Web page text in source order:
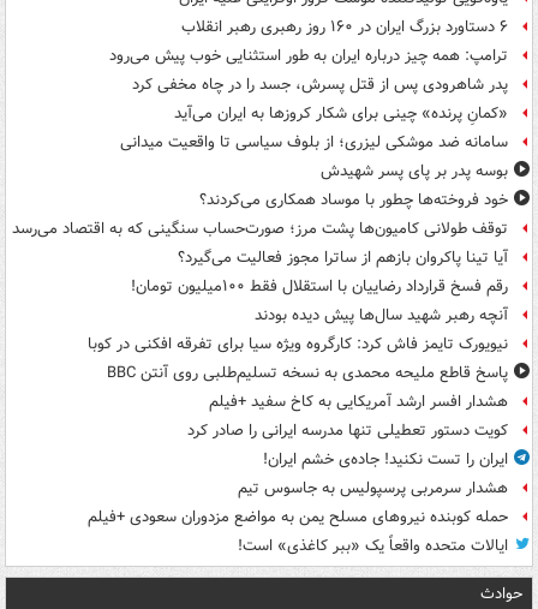
۶ دستاورد بزرگ ایران در ۱۶۰ روز رهبری رهبر انقلاب
ترامپ: همه چیز درباره ایران به طور استثنایی خوب پیش می‌رود
پدر شاهرودی پس از قتل پسرش، جسد را در چاه مخفی کرد
«کمانِ پرنده» چینی برای شکار کروزها به ایران می‌آید
سامانه ضد موشکی لیزری؛ از بلوف سیاسی تا واقعیت میدانی
بوسه‌ پدر بر پای پسر شهیدش
خود فروخته‌ها چطور با موساد همکاری می‌کردند؟
توقف طولانی کامیون‌ها پشت مرز؛ صورت‌حساب سنگینی که به اقتصاد می‌رسد
آیا تینا پاکروان بازهم از ساترا مجوز فعالیت می‌گیرد؟
رقم فسخ قرارداد رضاییان با استقلال فقط ۱۰۰میلیون تومان!
آنچه رهبر شهید سال‌ها پیش دیده بودند
نیویورک تایمز فاش کرد: کارگروه ویژه سیا برای تفرقه افکنی در کوبا
پاسخ قاطع ملیحه محمدی به نسخه تسلیم‌طلبی روی آنتن BBC
هشدار افسر ارشد آمریکایی به کاخ سفید +فیلم
کویت دستور تعطیلی تنها مدرسه ایرانی را صادر کرد
ایران را تست نکنید! جاده‌ی خشم ایران!
هشدار سرمربی پرسپولیس به جاسوس تیم
حمله کوبنده نیروهای مسلح یمن به مواضع مزدوران سعودی +فیلم
ایالات متحده واقعاً یک «ببر کاغذی» است!
حوادث